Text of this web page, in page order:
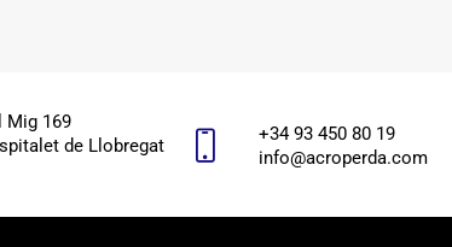
Mig 169
de Llobregat
+34 93 450 80 19
info@acroperda.com